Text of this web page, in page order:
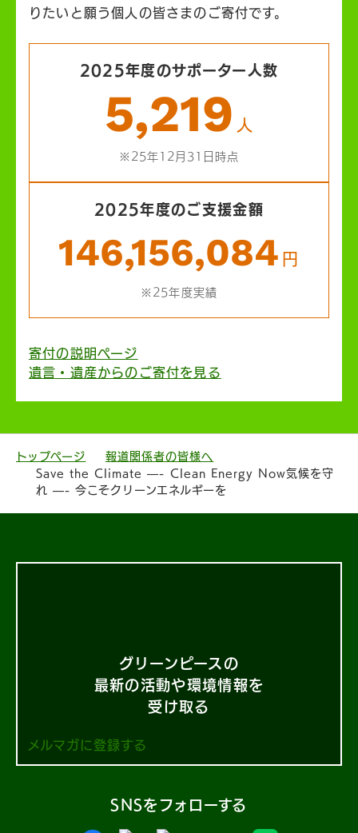
りたいと願う個人の皆さまのご寄付です。
2025年度のサポーター人数
5,219 人
※25年12月31日時点
2025年度のご支援金額
146,156,084 円
※25年度実績
寄付の説明ページ
遺言・遺産からのご寄付を見る
トップページ
報道関係者の皆様へ
Save the Climate —- Clean Energy Now気候を守
れ —- 今こそクリーンエネルギーを
グリーンピースの
最新の活動や環境情報を
受け取る
メルマガに登録する
SNSをフォローする